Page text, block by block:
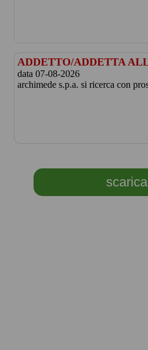
ADDETTO/ADDETTA
data 07-08-2026
archimede s.p.a. si ricerca con